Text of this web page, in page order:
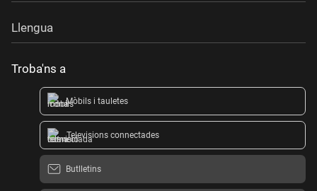
Llengua
Troba'ns a
Mòbils i tauletes
Televisions connectades
Butlletins